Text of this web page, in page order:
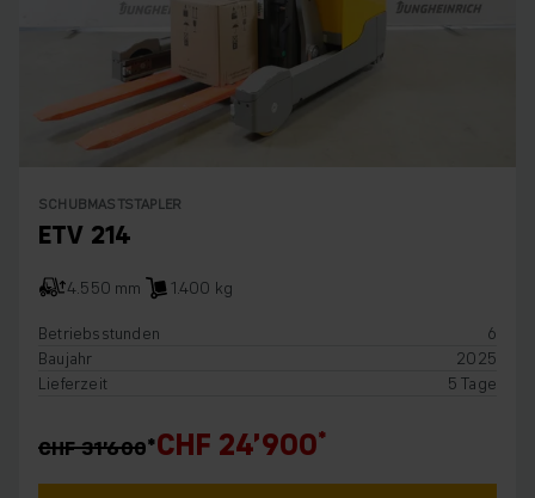
SCHUBMASTSTAPLER
ETV 214
4.550 mm
1.400 kg
Betriebsstunden
6
Baujahr
2025
Lieferzeit
5 Tage
CHF 31’600 CHF 24’900